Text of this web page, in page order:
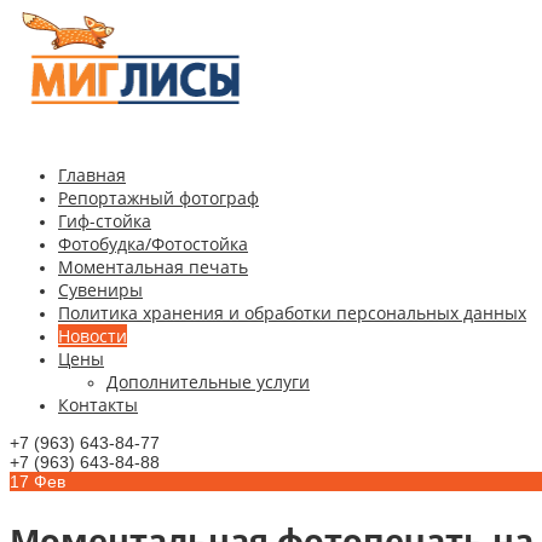
Главная
Репортажный фотограф
Гиф-стойка
Фотобудка/Фотостойка
Моментальная печать
Сувениры
Политика хранения и обработки персональных данных
Новости
Цены
Дополнительные услуги
Контакты
+7 (963) 643-84-77
+7 (963) 643-84-88
17 Фев